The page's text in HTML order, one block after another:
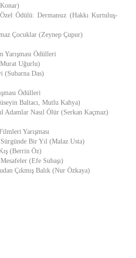
Ödülü: Dermansız (Hakkı Kurtuluş-
Çocuklar (Zeynep Çupur)
Yarışması Ödülleri
Uğurlu)
(Subarna Das)
Ödülleri
Baltacı, Mutlu Kahya)
Adamlar Nasıl Ölür (Serkan Kaçmaz)
Yarışması
Bir Yıl (Malaz Usta)
(Berrin Öz)
(Efe Subaşı)
Çıkmış Balık (Nur Özkaya)